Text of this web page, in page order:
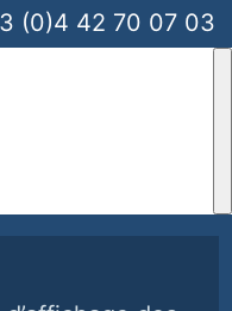
(0)4 42 70 07 03